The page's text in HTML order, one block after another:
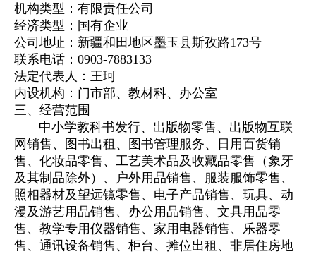
机构类型：有限责任公司
经济类型：国有企业
公司地址：新疆和田地区墨玉县斯孜路173号
联系电话：0903-7883133
法定代表人：王珂
内设机构：门市部、教材科、办公室
三、经营范围
中小学教科书发行、出版物零售、出版物互联
网销售、图书出租、图书管理服务、日用百货销
售、化妆品零售、工艺美术品及收藏品零售（象牙
及其制品除外）、户外用品销售、服装服饰零售、
照相器材及望远镜零售、电子产品销售、玩具、动
漫及游艺用品销售、办公用品销售、文具用品零
售、教学专用仪器销售、家用电器销售、乐器零
售、通讯设备销售、柜台、摊位出租、非居住房地